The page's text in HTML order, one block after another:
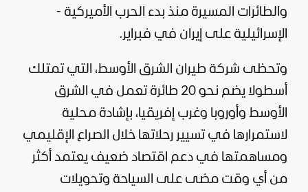
والطائرات المسيرة منذ بدء الحرب الأميركية -
الإسرائيلية على إيران في فبراير.
وتحظى شركة طيران الشرق الأوسط، التي تمتلك
أسطولا يضم نحو 20 طائرة تعمل في الشرق
الأوسط وأوروبا وغرب إفريقيا، بإشادة محلية
لاستمرارها في تسيير رحلاتها خلال الصراع الإقليمي
ومساهمتها في دعم اقتصاد ضعيف يعتمد أكثر
من أي وقت مضى على السياحة وتحويلات